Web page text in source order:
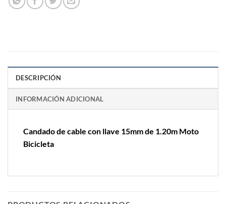
DESCRIPCIÓN
INFORMACIÓN ADICIONAL
Candado de cable con llave 15mm de 1.20m Moto
Bicicleta